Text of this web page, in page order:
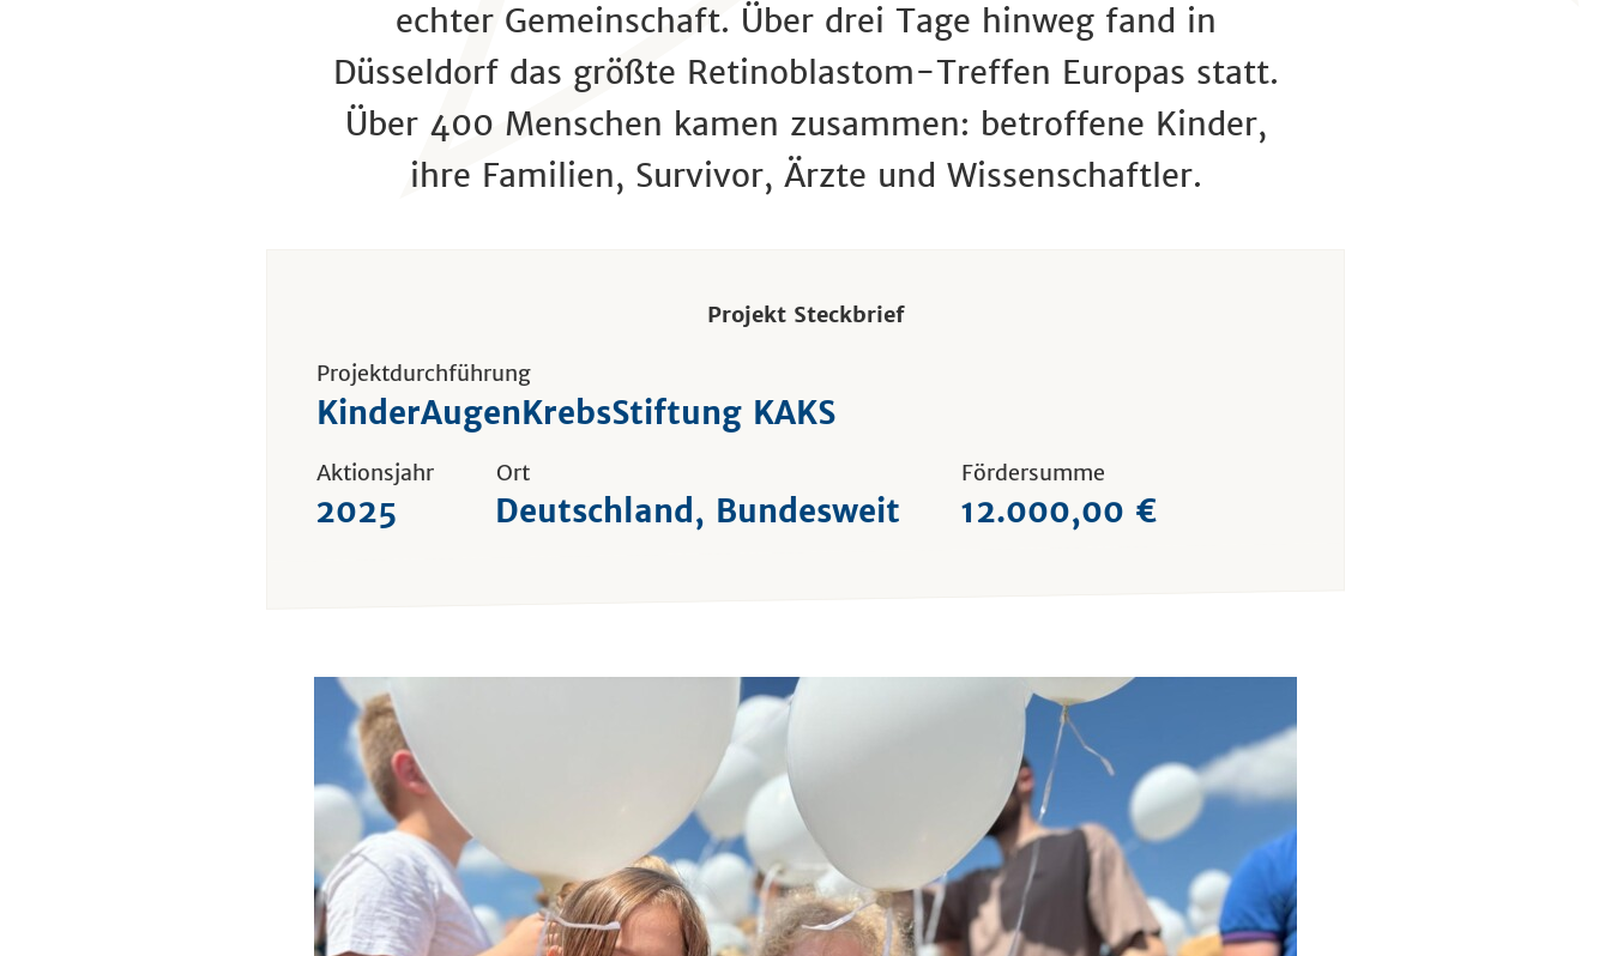
echter Gemeinschaft. Über drei Tage hinweg fand in
Düsseldorf das größte Retinoblastom-Treffen Europas statt.
Über 400 Menschen kamen zusammen: betroffene Kinder,
ihre Familien, Survivor, Ärzte und Wissenschaftler.
Projekt Steckbrief
Projektdurchführung
KinderAugenKrebsStiftung KAKS
Aktionsjahr
2025
Ort
Deutschland, Bundesweit
Fördersumme
12.000,00 €